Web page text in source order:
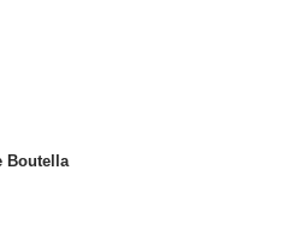
Boutella